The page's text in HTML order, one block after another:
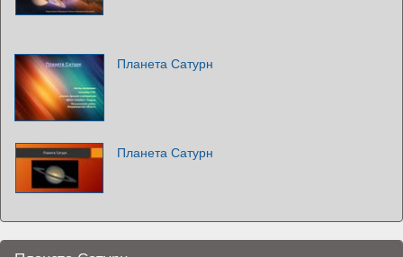
Планета Сатурн
Планета Сатурн